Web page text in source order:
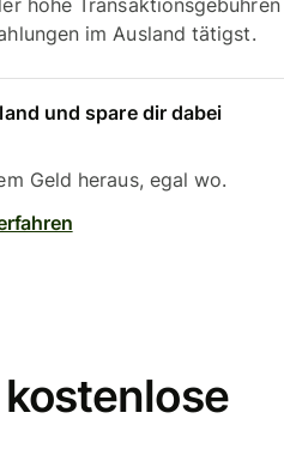
hohe Transaktionsgebühren
im Ausland tätigst.
und spare dir dabei
Geld heraus, egal wo.